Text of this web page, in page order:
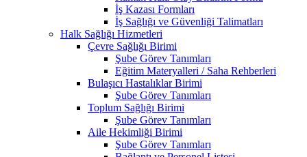
İş Kazası Formları
İş Sağlığı ve Güvenliği Talimatları
Halk Sağlığı Hizmetleri
Çevre Sağlığı Birimi
Şube Görev Tanımları
Eğitim Materyalleri / Saha Rehberleri
Bulaşıcı Hastalıklar Birimi
Şube Görev Tanımları
Toplum Sağlığı Birimi
Şube Görev Tanımları
Aile Hekimliği Birimi
Şube Görev Tanımları